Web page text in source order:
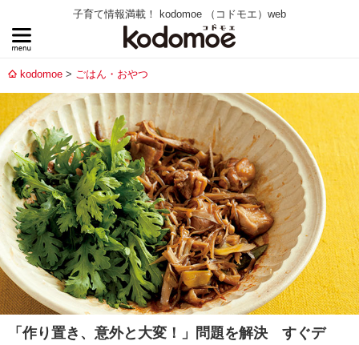
子育て情報満載！ kodomoe （コドモエ）web
kodomoe ごはん・おやつ
「作り置き、意外と大変！」問題を解決 すぐデ